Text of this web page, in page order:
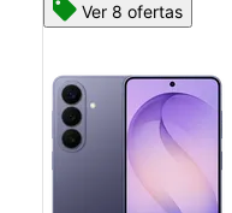
Ver 8 ofertas